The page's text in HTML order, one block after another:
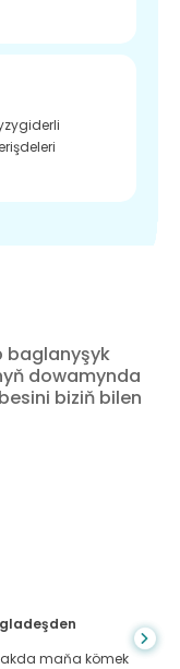
baglanyşyk
dowamynda
biziň bilen
maňa kömek